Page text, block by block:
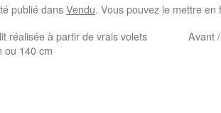
publié dansVendu. Vous pouvez le mettre
réalisée à partir de vrais volets
ou 140 cm
Avant